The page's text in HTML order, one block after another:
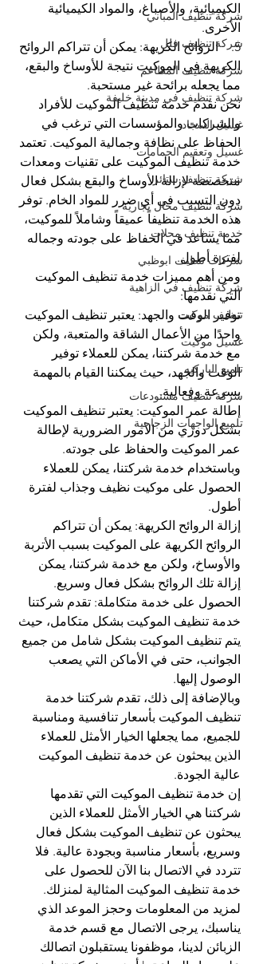
شركة تنظيف المباني
شركة تنظيف فلل
شركة تنظيف المطاعم
شركة تنظيف في مدينة خليفة
غسيل السجاد
غسيل وتعقيم الحمامات
شركة تنظيف ستائر
شركة تنظيف محال تجارية
خدمة تنظيف محلات
شركات تنظيف ابوظبي
شركة تنظيف في الزاهية
تنظيف موكيت
غسيل موكيت
تلميع الباركيه
شركة تنظيف مستودعات
تلميع الواجهات الزجاجية
الكيميائية، والأصباغ، والمواد الكيميائية
الأخرى.
5.    الروائح الكريهة: يمكن أن تتراكم الروائح
الكريهة في الموكيت نتيجة للأوساخ والبقع،
مما يجعله برائحة غير مستحبة.
نحن نقدم خدمة تنظيف الموكيت للأفراد
والشركات والمؤسسات التي ترغب في
الحفاظ على نظافة وجمالية الموكيت. تعتمد
خدمة تنظيف الموكيت على تقنيات ومعدات
متخصصة لإزالة الأوساخ والبقع بشكل فعال
دون التسبب في أي ضرر للمواد الخام. توفر
هذه الخدمة تنظيفاً عميقاً وشاملاً للموكيت،
مما يساعد في الحفاظ على جودته وجماله
لفترة أطول.
ومن أهم مميزات خدمة تنظيف الموكيت
التي نقدمها:
توفير الوقت والجهد: يعتبر تنظيف الموكيت
واحدًا من الأعمال الشاقة والمتعبة، ولكن
مع خدمة شركتنا، يمكن للعملاء توفير
الوقت والجهد، حيث يمكننا القيام بالمهمة
بسرعة وفعالية.
إطالة عمر الموكيت: يعتبر تنظيف الموكيت
بشكل دوري من الأمور الضرورية لإطالة
عمر الموكيت والحفاظ على جودته.
وباستخدام خدمة شركتنا، يمكن للعملاء
الحصول على موكيت نظيف وجذاب لفترة
أطول.
إزالة الروائح الكريهة: يمكن أن تتراكم
الروائح الكريهة على الموكيت بسبب الأتربة
والأوساخ، ولكن مع خدمة شركتنا، يمكن
إزالة تلك الروائح بشكل فعال وسريع.
الحصول على خدمة متكاملة: تقدم شركتنا
خدمة تنظيف الموكيت بشكل متكامل، حيث
يتم تنظيف الموكيت بشكل شامل من جميع
الجوانب، حتى في الأماكن التي يصعب
الوصول إليها.
وبالإضافة إلى ذلك، تقدم شركتنا خدمة
تنظيف الموكيت بأسعار تنافسية ومناسبة
للجميع، مما يجعلها الخيار الأمثل للعملاء
الذين يبحثون عن خدمة تنظيف الموكيت
عالية الجودة.
إن خدمة تنظيف الموكيت التي تقدمها
شركتنا هي الخيار الأمثل للعملاء الذين
يبحثون عن تنظيف الموكيت بشكل فعال
وسريع، بأسعار مناسبة وبجودة عالية. فلا
تتردد في الاتصال بنا الآن للحصول على
خدمة تنظيف الموكيت المثالية لمنزلك.
لمزيد من المعلومات وحجز الموعد الذي
يناسبك، يرجى الاتصال مع قسم خدمة
الزبائن لدينا، موظفونا يستقبلون اتصالك